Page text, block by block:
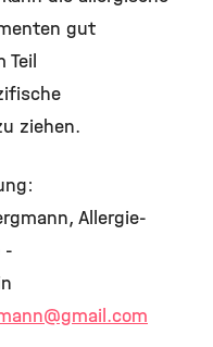
gut
ziehen.
Allergie-
-
@gmail.com